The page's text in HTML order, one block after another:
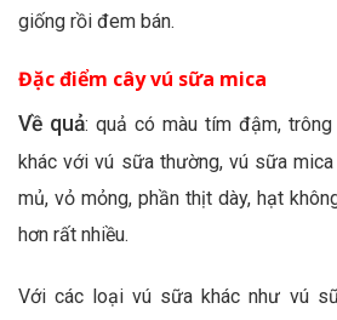
giống rồi đem bán.
Đặc điểm cây vú sữa mica
Về quả: quả có màu tím đậm,
khác với vú sữa thường, vú sữa
mủ, vỏ mỏng, phần thịt dày, hạt
hơn rất nhiều.
Với các loại vú sữa khác như vú